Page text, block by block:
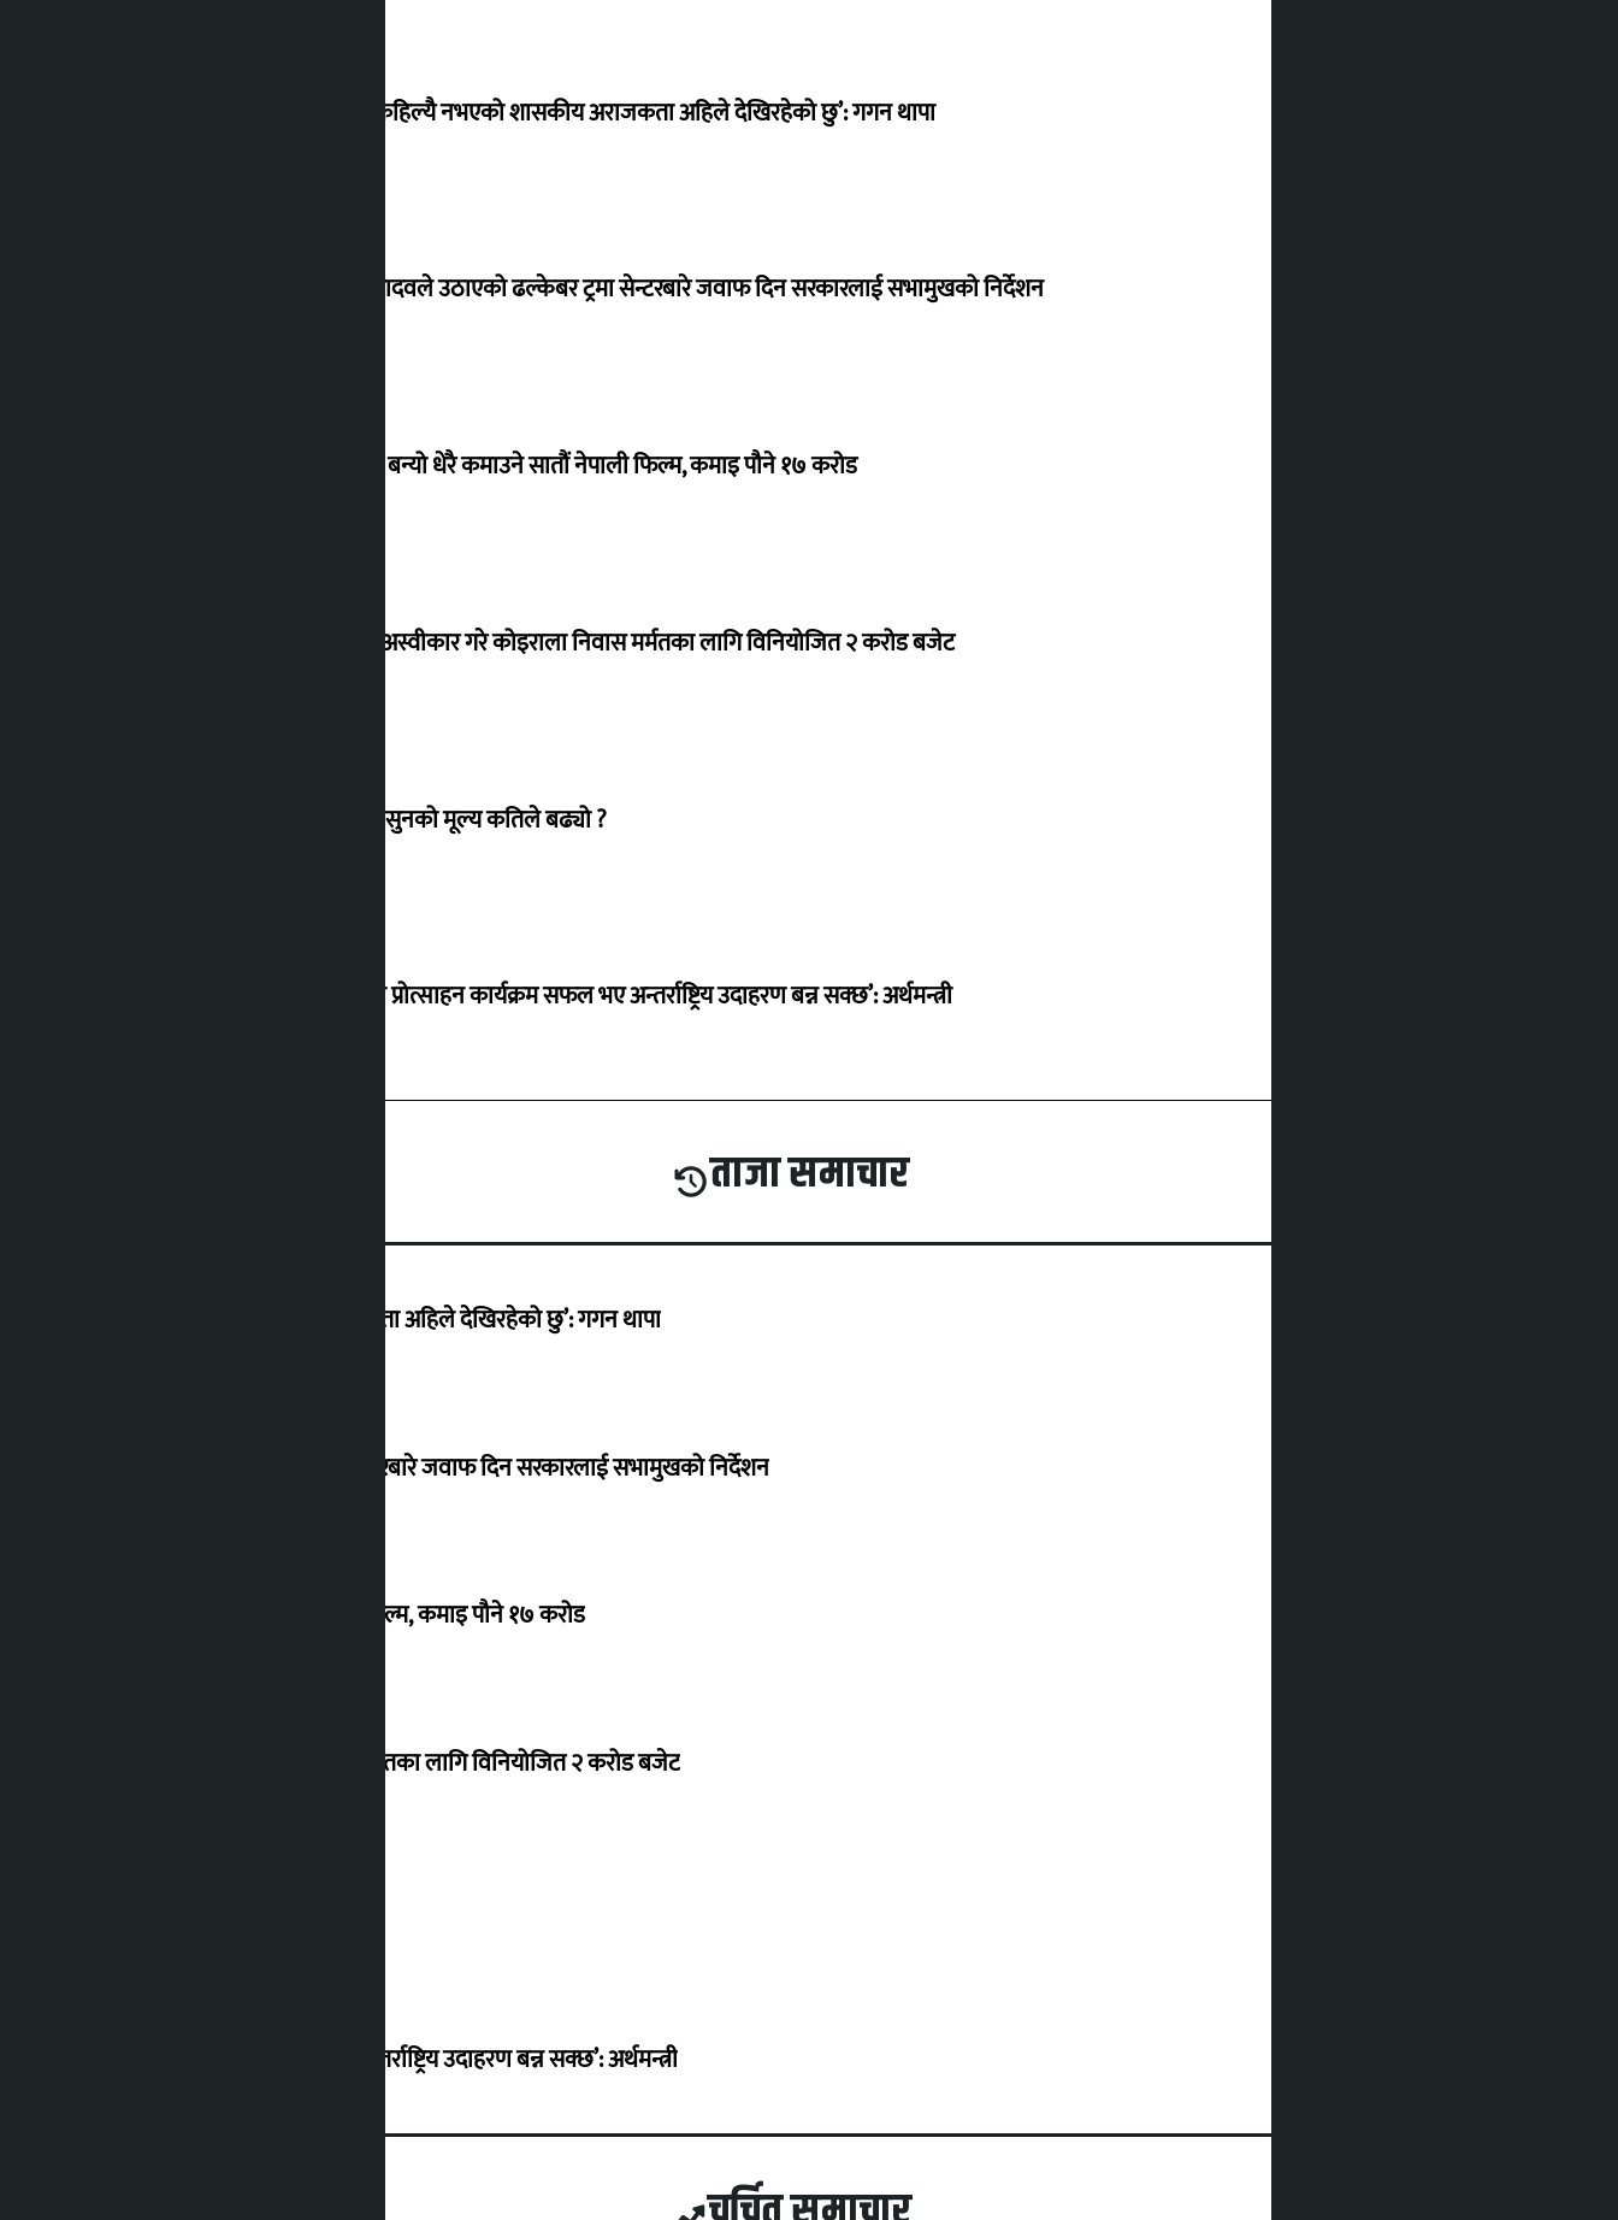
‘देशमा कहिल्यै नभएको शासकीय अराजकता अहिले देखिरहेको छु’: गगन थापा
सांसद यादवले उठाएको ढल्केबर ट्रमा सेन्टरबारे जवाफ दिन सरकारलाई सभामुखको निर्देशन
‘गौंथली’ बन्यो धेरै कमाउने सातौं नेपाली फिल्म, कमाइ पौने १७ करोड
शेखरले अस्वीकार गरे कोइराला निवास मर्मतका लागि विनियोजित २ करोड बजेट
शुक्रबार सुनको मूल्य कतिले बढ्यो ?
‘करदाता प्रोत्साहन कार्यक्रम सफल भए अन्तर्राष्ट्रिय उदाहरण बन्न सक्छ’: अर्थमन्त्री
ताजा समाचार
‘देशमा कहिल्यै नभएको शासकीय अराजकता अहिले देखिरहेको छु’: गगन थापा
सांसद यादवले उठाएको ढल्केबर ट्रमा सेन्टरबारे जवाफ दिन सरकारलाई सभामुखको निर्देशन
‘गौंथली’ बन्यो धेरै कमाउने सातौं नेपाली फिल्म, कमाइ पौने १७ करोड
शेखरले अस्वीकार गरे कोइराला निवास मर्मतका लागि विनियोजित २ करोड बजेट
‘करदाता प्रोत्साहन कार्यक्रम सफल भए अन्तर्राष्ट्रिय उदाहरण बन्न सक्छ’: अर्थमन्त्री